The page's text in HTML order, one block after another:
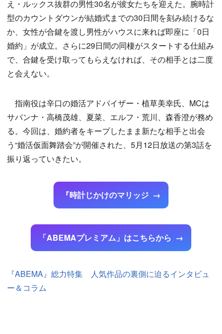
え・ルックス抜群の男性30名が彼女たちを迎えた。腕時計
型のカウントダウンが結婚式までの30日間を刻み続けるな
か、女性が合鍵を渡し男性がハウスに来れば即座に「0日
婚約」が成立。さらに29日間の同棲がスタートする仕組み
で、合鍵を受け取ってもらえなければ、その相手とは二度
と会えない。
指南役は辛口の婚活アドバイザー・植草美幸氏、MCは
サバンナ・高橋茂雄、夏菜、エルフ・荒川、森香澄が務め
る。今回は、婚約者をキープしたまま新たな相手と出会
う“婚活仮面舞踏会”が開催された、5月12日放送の第3話を
振り返っていきたい。
『時計じかけのマリッジ
「ABEMAプレミアム」はこちらから
『ABEMA』総力特集 人気作品の裏側に迫るインタビュ
ー＆コラム